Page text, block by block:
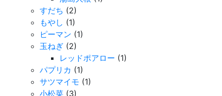
すだち (2)
もやし (1)
ピーマン (1)
玉ねぎ (2)
レッドポアロー (1)
パプリカ (1)
サツマイモ (1)
小松菜 (3)